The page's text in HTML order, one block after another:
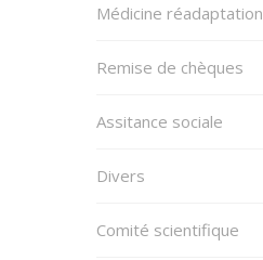
Médicine réadaptation
Remise de chèques
Assitance sociale
Divers
Comité scientifique